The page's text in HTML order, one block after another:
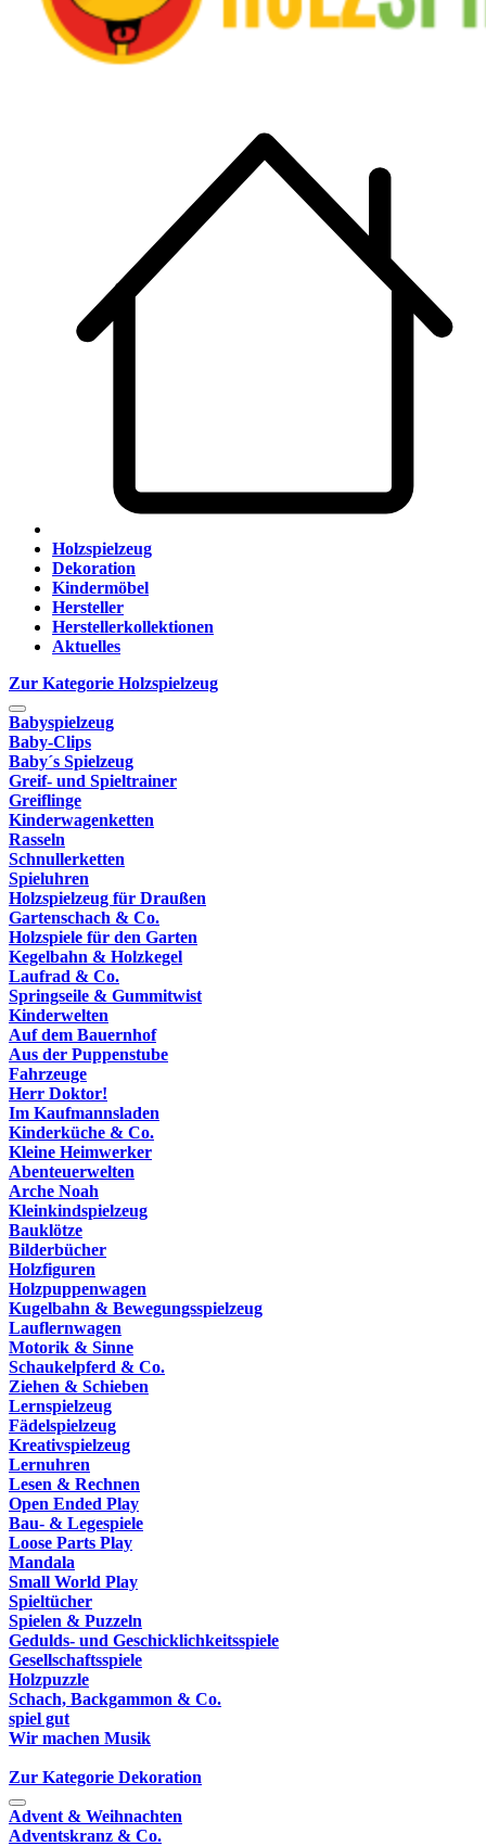
Holzspielzeug
Dekoration
Kindermöbel
Hersteller
Herstellerkollektionen
Aktuelles
Zur Kategorie Holzspielzeug
Babyspielzeug
Baby-Clips
Baby´s Spielzeug
Greif- und Spieltrainer
Greiflinge
Kinderwagenketten
Rasseln
Schnullerketten
Spieluhren
Holzspielzeug für Draußen
Gartenschach & Co.
Holzspiele für den Garten
Kegelbahn & Holzkegel
Laufrad & Co.
Springseile & Gummitwist
Kinderwelten
Auf dem Bauernhof
Aus der Puppenstube
Fahrzeuge
Herr Doktor!
Im Kaufmannsladen
Kinderküche & Co.
Kleine Heimwerker
Abenteuerwelten
Arche Noah
Kleinkindspielzeug
Bauklötze
Bilderbücher
Holzfiguren
Holzpuppenwagen
Kugelbahn & Bewegungsspielzeug
Lauflernwagen
Motorik & Sinne
Schaukelpferd & Co.
Ziehen & Schieben
Lernspielzeug
Fädelspielzeug
Kreativspielzeug
Lernuhren
Lesen & Rechnen
Open Ended Play
Bau- & Legespiele
Loose Parts Play
Mandala
Small World Play
Spieltücher
Spielen & Puzzeln
Gedulds- und Geschicklichkeitsspiele
Gesellschaftsspiele
Holzpuzzle
Schach, Backgammon & Co.
spiel gut
Wir machen Musik
Zur Kategorie Dekoration
Advent & Weihnachten
Adventskranz & Co.